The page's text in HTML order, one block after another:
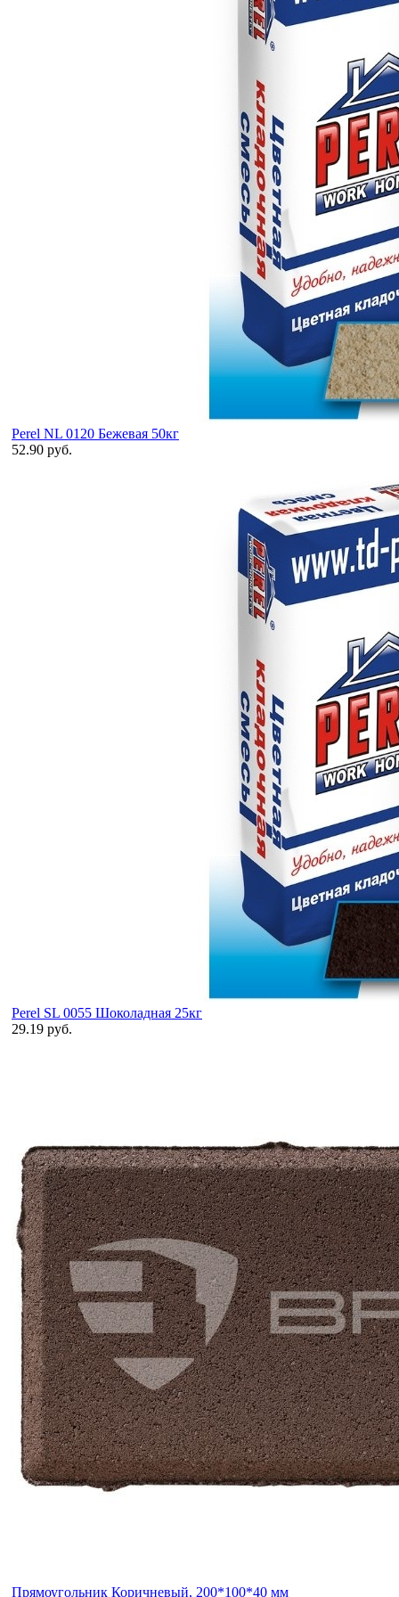
Perel NL 0120 Бежевая 50кг
52.90 руб.
Perel SL 0055 Шоколадная 25кг
29.19 руб.
Прямоугольник Коричневый, 200*100*40 мм